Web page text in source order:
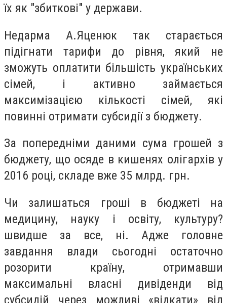
їх як "збиткові" у держави.
Недарма А.Яценюк так старається
підігнати тарифи до рівня, який не
зможуть оплатити більшість українських
сімей, і активно займається
максимізацією кількості сімей, які
повинні отримати субсидії з бюджету.
За попередніми даними сума грошей з
бюджету, що осяде в кишенях олігархів у
2016 році, складе вже 35 млрд. грн.
Чи залишаться гроші в бюджеті на
медицину, науку і освіту, культуру?
швидше за все, ні. Адже головне
завдання влади сьогодні остаточно
розорити країну, отримавши
максимальні власні дивіденди від
субсидій через можливі «відкати» від